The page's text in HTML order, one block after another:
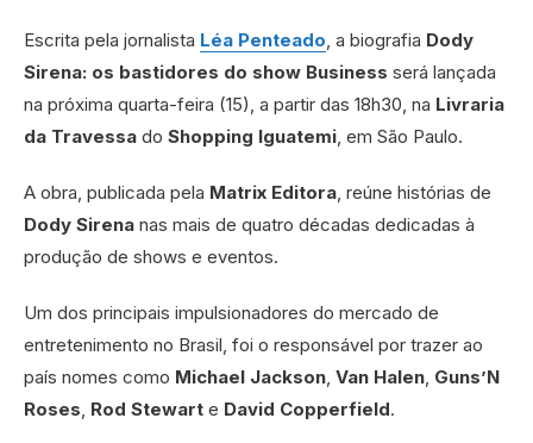
Escrita pela jornalista Léa Penteado , a biografia Dody
Sirena: os bastidores do show Business será lançada
na próxima quarta-feira (15), a partir das 18h30, na Livraria
da Travessa do Shopping Iguatemi , em São Paulo.
A obra, publicada pela Matrix Editora , reúne histórias de
Dody Sirena nas mais de quatro décadas dedicadas à
produção de shows e eventos.
Um dos principais impulsionadores do mercado de
entretenimento no Brasil, foi o responsável por trazer ao
país nomes como Michael Jackson Van Halen Guns’N
Roses Rod Stewart e David Copperfield.